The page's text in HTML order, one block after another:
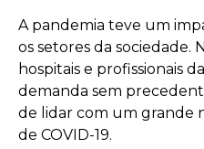
A pandemia teve um
os setores da sociedade.
hospitais e profissionais
demanda sem
de lidar com um grande
de COVID-19.